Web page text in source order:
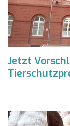
Jetzt